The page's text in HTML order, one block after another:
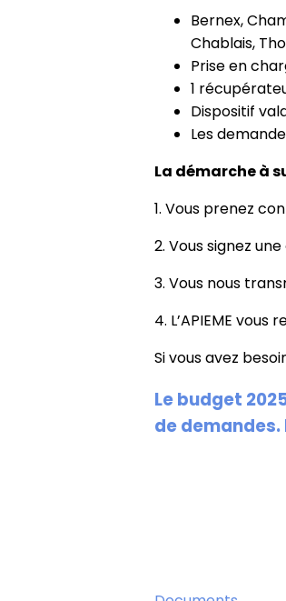
Bernex,
Chablais,
Prise en
1
Dispositif
Les
La démarche à
1. Vous prenez
2. Vous signez
3. Vous nous
4. L’APIEME
Si vous avez
Le budget
de